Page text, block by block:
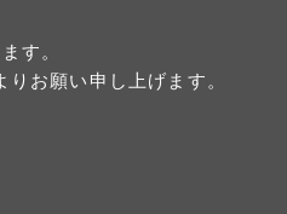
す。
お願い申し上げます。